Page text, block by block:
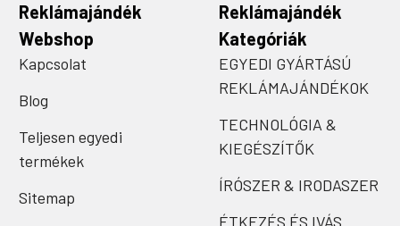
Reklámajándék
Webshop
Kapcsolat
Blog
Teljesen egyedi
termékek
Sitemap
Reklámajándék
Kategóriák
EGYEDI GYÁRTÁSÚ
REKLÁMAJÁNDÉKOK
TECHNOLÓGIA &
KIEGÉSZÍTŐK
ÍRÓSZER & IRODASZER
ÉTKEZÉS ÉS IVÁS